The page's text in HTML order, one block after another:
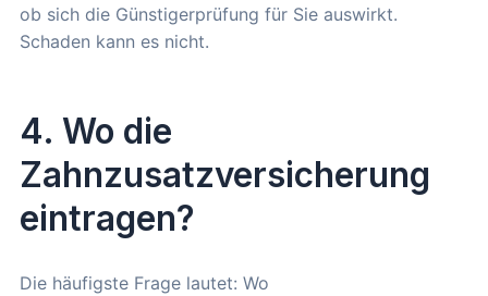
ob sich die Günstigerprüfung für Sie auswirkt.
Schaden kann es nicht.
4. Wo die
Zahnzusatzversicherung
eintragen?
Die häufigste Frage lautet: Wo